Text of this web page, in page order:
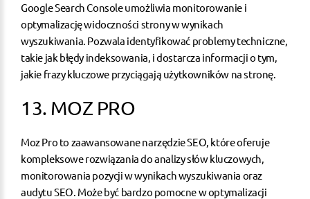
Google Search Consoleumożliwia monitorowanie i
optymalizację widoczności strony w wynikach
wyszukiwania. Pozwala identyfikować problemy techniczne,
takie jak błędy indeksowania, i dostarcza informacji o tym,
jakie frazy kluczowe przyciągają użytkowników na stronę.
13. MOZ PRO
Moz Pro to zaawansowanenarzędzie SEO , które oferuje
kompleksowe rozwiązania do analizy słów kluczowych,
monitorowania pozycji w wynikach wyszukiwania oraz
audytu SEO . Może być bardzo pomocne w optymalizacji